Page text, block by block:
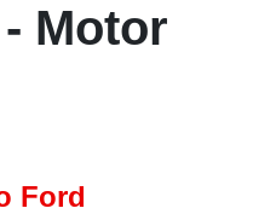
Motor
Ford